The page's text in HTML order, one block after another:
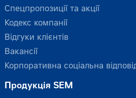
Спецпропозиції та акції
Кодекс компанії
Відгуки клієнтів
Вакансії
Корпоративна соціальна
Продукція SEM